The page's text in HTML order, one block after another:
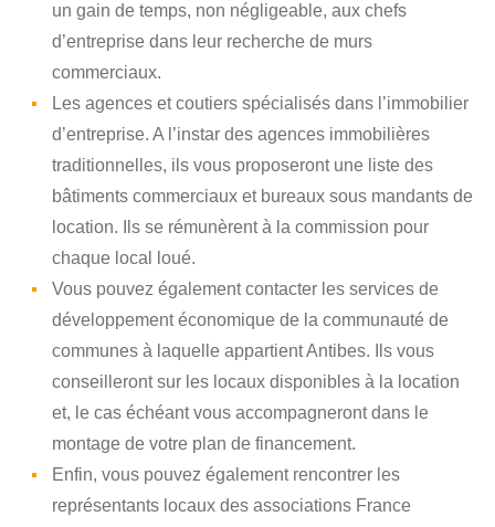
un gain de temps, non négligeable, aux chefs
d’entreprise dans leur recherche de murs
commerciaux.
Les agences et coutiers spécialisés dans l’immobilier
d’entreprise. A l’instar des agences immobilières
traditionnelles, ils vous proposeront une liste des
bâtiments commerciaux et bureaux sous mandants de
location. Ils se rémunèrent à la commission pour
chaque local loué.
Vous pouvez également contacter les services de
développement économique de la communauté de
communes à laquelle appartient Antibes. Ils vous
conseilleront sur les locaux disponibles à la location
et, le cas échéant vous accompagneront dans le
montage de votre plan de financement.
Enfin, vous pouvez également rencontrer les
représentants locaux des associations France